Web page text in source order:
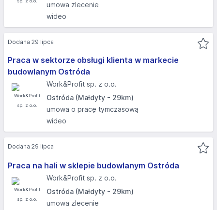
umowa zlecenie
wideo
Praca w sektorze obsługi klienta w markecie
budowlanym Ostróda
Work&Profit sp. z o.o.
Ostróda (Małdyty - 29km)
umowa o pracę tymczasową
wideo
Dodana 29 lipca
Praca na hali w sklepie budowlanym Ostróda
Work&Profit sp. z o.o.
Ostróda (Małdyty - 29km)
umowa zlecenie
Dodana 29 lipca